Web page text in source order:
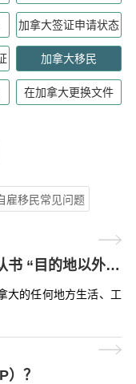
加拿大签证申请状态
加拿大移民
在加拿大更换文件
雇移民常见问题
加拿大新永久居民，可以住在确认书 “目的地以外”的地方吗？
大的任何地方生活、工
？